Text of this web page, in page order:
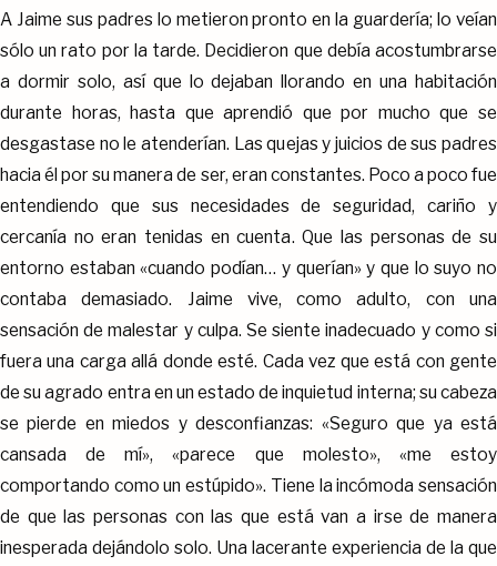
A Jaime sus padres lo metieron pronto en la guardería; lo veían
sólo un rato por la tarde. Decidieron que debía acostumbrarse
a dormir solo, así que lo dejaban llorando en una habitación
durante horas, hasta que aprendió que por mucho que se
desgastase no le atenderían. Las quejas y juicios de sus padres
hacia él por su manera de ser, eran constantes. Poco a poco fue
entendiendo que sus necesidades de seguridad, cariño y
cercanía no eran tenidas en cuenta. Que las personas de su
entorno estaban «cuando podían… y querían» y que lo suyo no
contaba demasiado. Jaime vive, como adulto, con una
sensación de malestar y culpa. Se siente inadecuado y como si
fuera una carga allá donde esté. Cada vez que está con gente
de su agrado entra en un estado de inquietud interna; su cabeza
se pierde en miedos y desconfianzas: «Seguro que ya está
cansada de mí», «parece que molesto», «me estoy
comportando como un estúpido». Tiene la incómoda sensación
de que las personas con las que está van a irse de manera
inesperada dejándolo solo. Una lacerante experiencia de la que